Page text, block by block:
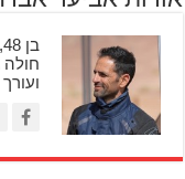
חולה